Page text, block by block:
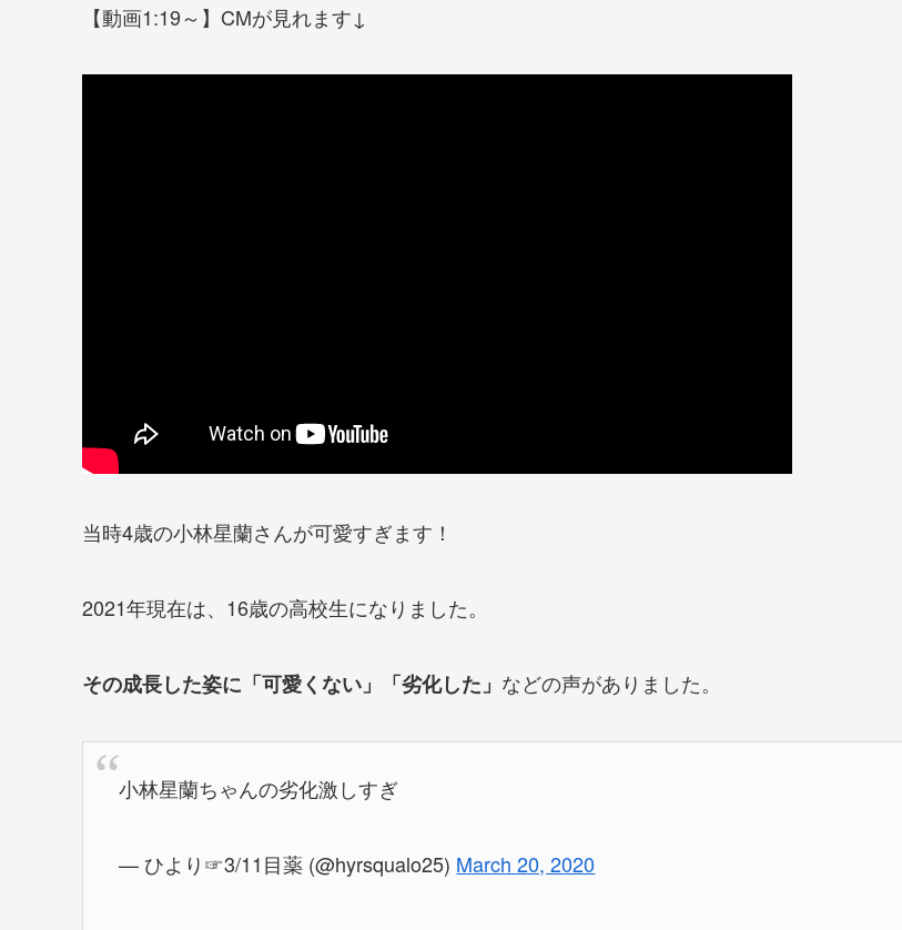
【動画1:19～】CMが見れます↓
当時4歳の小林星蘭さんが可愛すぎます！
2021年現在は、16歳の高校生になりました。
その成長した姿に「可愛くない」「劣化した」 などの声がありました。
小林星蘭ちゃんの劣化激しすぎ
— ひより☞3/11目薬 (@hyrsqualo25) March 20, 2020